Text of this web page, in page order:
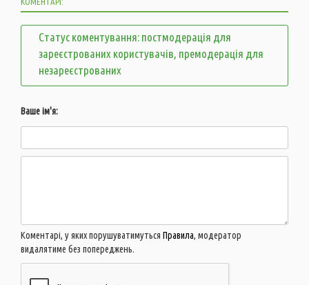
Статус коментування: постмодерація для
зареєстрованих користувачів, премодерація для
незареєстрованих
Ваше ім'я:
Коментарі, у яких порушуватимуться Правила, модератор
видалятиме без попереджень.